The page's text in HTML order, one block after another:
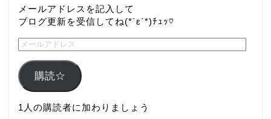
メールアドレスを記入して
ブログ更新を受信してね(*´ε`*)ﾁｭｯ♡
購読☆
1人の購読者に加わりましょう